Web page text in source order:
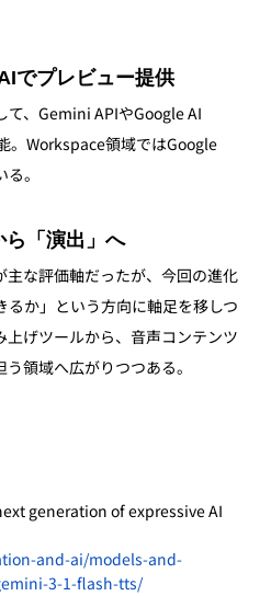
でプレビュー提供
、Gemini APIやGoogle AI
。Workspace領域ではGoogle
。
ら「演出」へ
な評価軸だったが、今回の進化
るか」という方向に軸足を移しつ
げツールから、音声コンテンツ
領域へ広がりつつある。
generation of expressive AI
and-ai/models-and-
3-1-flash-tts/